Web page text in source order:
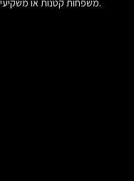
משפחות קטנות או